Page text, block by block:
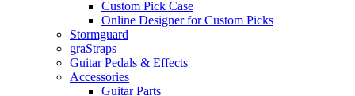
Custom Pick Case
Online Designer for Custom Picks
Stormguard
graStraps
Guitar Pedals & Effects
Accessories
Guitar Parts